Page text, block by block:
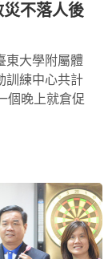
不落人後
東大學附屬體
訓練中心共計
個晚上就倉促